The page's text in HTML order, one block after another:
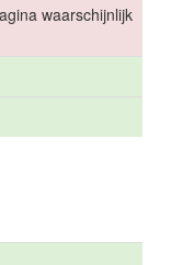
waarschijnlijk